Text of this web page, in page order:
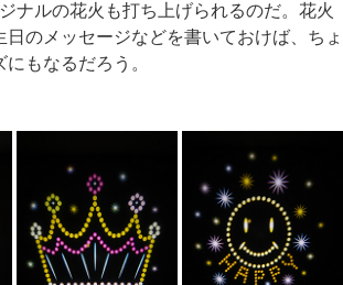
ナルの花火も打ち上げられるのだ。花火
日のメッセージなどを書いておけば、ちょ
もなるだろう。